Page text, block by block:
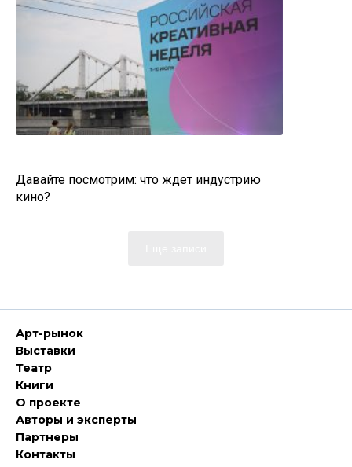
Давайте посмотрим: что ждет индустрию
кино?
Арт-рынок
Выставки
Театр
Книги
О проекте
Авторы и эксперты
Партнеры
Контакты